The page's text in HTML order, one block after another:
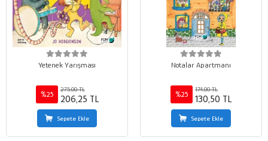
Yetenek Yarışması
%25
275,00 TL
206,25 TL
Sepete Ekle
Notalar Apartmanı
%25
174,00 TL
130,50 TL
Sepete Ekle